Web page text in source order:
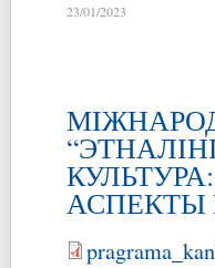
23/01/2023
АСПЕКТЫ